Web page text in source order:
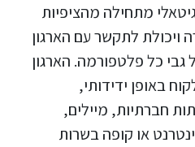
מתחילה מהציפיות
ויכולת לתקשר עם הארגון
כל פלטפורמה. הארגון
באופן ידידותי,
חברתיות, מיילים,
או קופה בשרות